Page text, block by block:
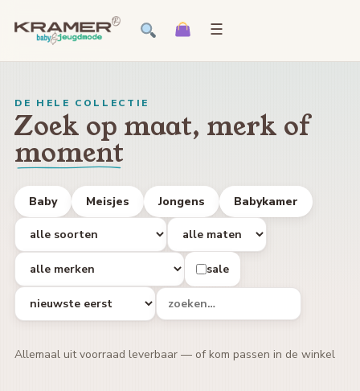
☰
DE HELE COLLECTIE
Zoek op maat, merk of
moment
Baby Meisjes Jongens Babykamer
sale
Allemaal uit voorraad leverbaar — of kom passen in de winkel